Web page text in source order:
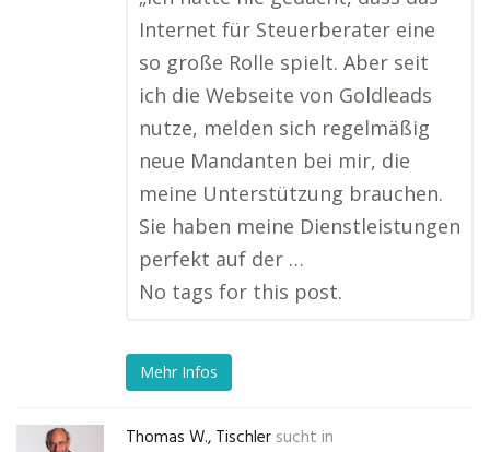
Internet für Steuerberater eine
so große Rolle spielt. Aber seit
ich die Webseite von Goldleads
nutze, melden sich regelmäßig
neue Mandanten bei mir, die
meine Unterstützung brauchen.
Sie haben meine Dienstleistungen
perfekt auf der …
No tags for this post.
Mehr Infos
Thomas W., Tischler sucht in